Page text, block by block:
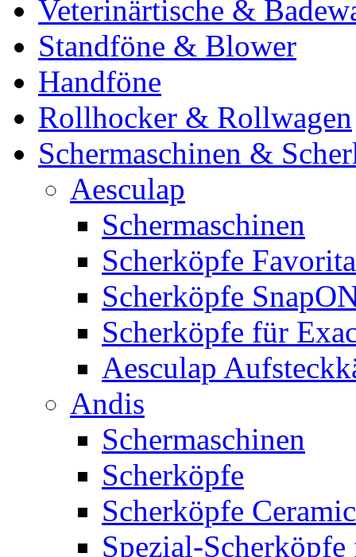
Veterinärtische &
Standföne & Blower
Handföne
Rollhocker & Rollwagen
Schermaschinen &
Aesculap
Schermaschinen
Scherköpfe
Scherköpfe
Scherköpfe für
Aesculap
Andis
Schermaschinen
Scherköpfe
Scherköpfe Ceramic
Spezial-